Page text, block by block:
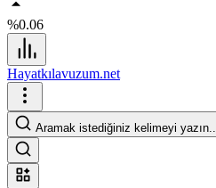
%0.06
Hayatkılavuzum.net
Aramak istediğiniz kelimeyi yazın..